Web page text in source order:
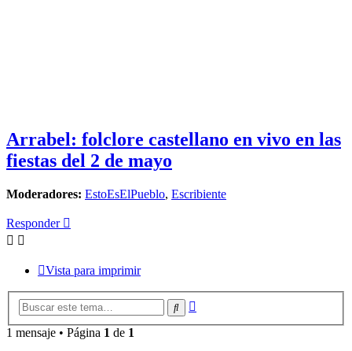
Arrabel: folclore castellano en vivo en las
fiestas del 2 de mayo
Moderadores: EstoEsElPueblo, Escribiente
Responder
Vista para imprimir
Buscar
1 mensaje • Página 1 de 1